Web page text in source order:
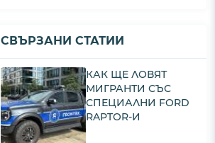
СВЪРЗАНИ СТАТИИ
КАК ЩЕ ЛОВЯТ
МИГРАНТИ СЪС
СПЕЦИАЛНИ FORD
RAPTOR-И